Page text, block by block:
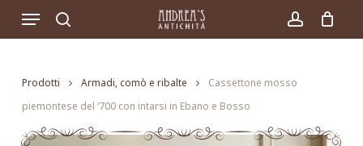
search account
Menu
Prodotti Armadi, comò e ribalte
Cassettone mosso
piemontese del ‘700 con intarsi in Ebano e Bosso